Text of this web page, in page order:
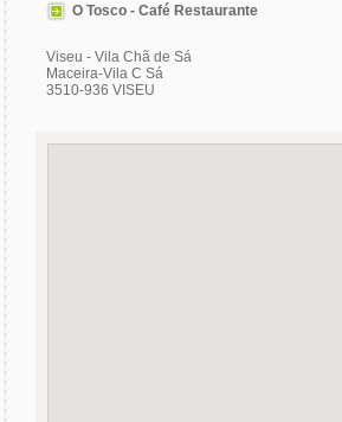
O Tosco - Café Restaurante
Viseu - Vila Chã de Sá
Maceira-Vila C Sá
3510-936 VISEU